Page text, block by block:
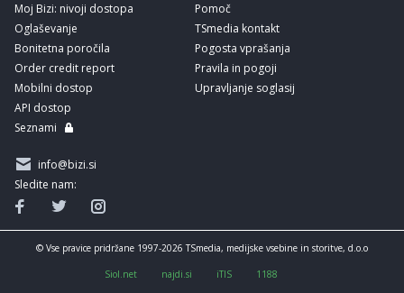
Moj Bizi: nivoji dostopa
Oglaševanje
Bonitetna poročila
Order credit report
Mobilni dostop
API dostop
Seznami
Pomoč
TSmedia kontakt
Pogosta vprašanja
Pravila in pogoji
Upravljanje soglasij
info@bizi.si
Sledite nam:
© Vse pravice pridržane 1997-2026 TSmedia, medijske vsebine in storitve, d.o.o
Siol.net najdi.si iTIS 1188